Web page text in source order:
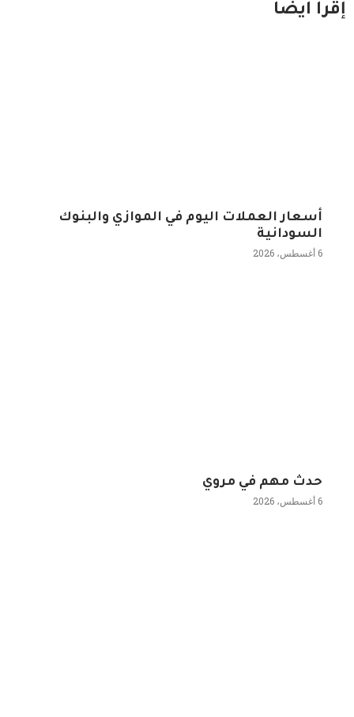
إقرا ايضاً
أسعار العملات اليوم في الموازي والبنوك
السودانية
6 أغسطس، 2026
حدث مهم في مروي
6 أغسطس، 2026